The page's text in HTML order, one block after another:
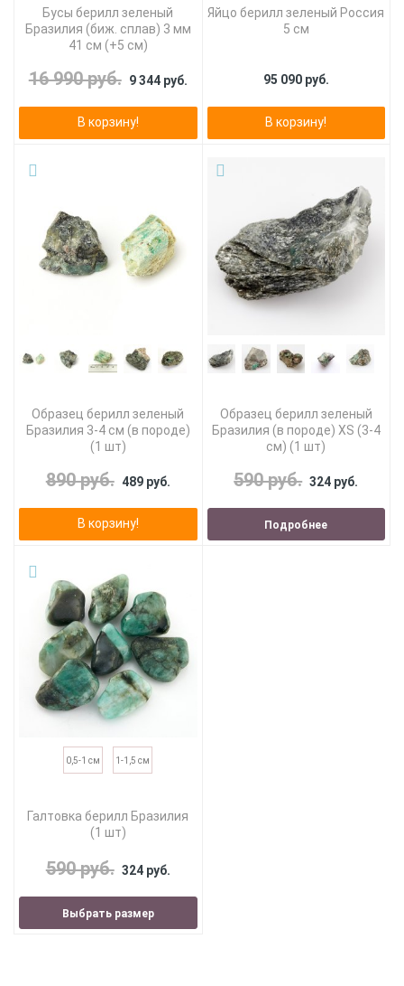
Бусы берилл зеленый
Бразилия (биж. сплав) 3 мм
41 см (+5 см)
16 990 руб. 9 344 руб.
В корзину!
Яйцо берилл зеленый Россия
5 см
95 090 руб.
В корзину!
Образец берилл зеленый
Бразилия 3-4 см (в породе)
(1 шт)
890 руб. 489 руб.
В корзину!
Образец берилл зеленый
Бразилия (в породе) XS (3-4
см) (1 шт)
590 руб. 324 руб.
Подробнее
0,5-1 см 1-1,5 см
Галтовка берилл Бразилия
(1 шт)
590 руб. 324 руб.
Выбрать размер